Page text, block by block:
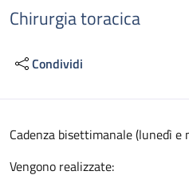
Chirurgia toracica
Condividi
Descrizione
Cadenza bisettimanale (lunedì e
Vengono realizzate: